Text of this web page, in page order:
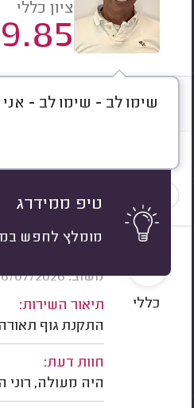
ציון כללי
9.85
שימו לב - שימו לב -
טיפ ממידרג
מומלץ לחפש
דברו איתי חוות
תיקונים
משוב: 16/07/2026
תיאור השירות:
התקנת גוף
חוות דעת:
היה מעולה, רוני
10
כללי